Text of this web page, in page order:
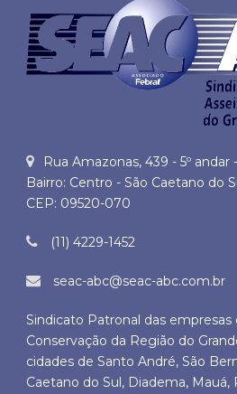
Rua Amazonas, 439 - 5º andar -
Bairro: Centro - São Caetano do
CEP: 09520-070
(11) 4229-1452
seac-abc@seac-abc.com.br
Sindicato Patronal das empresas
Conservação da Região do
cidades de Santo André, São
Caetano do Sul, Diadema, Mauá,